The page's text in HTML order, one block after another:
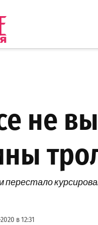
не
перестало
в 12:31